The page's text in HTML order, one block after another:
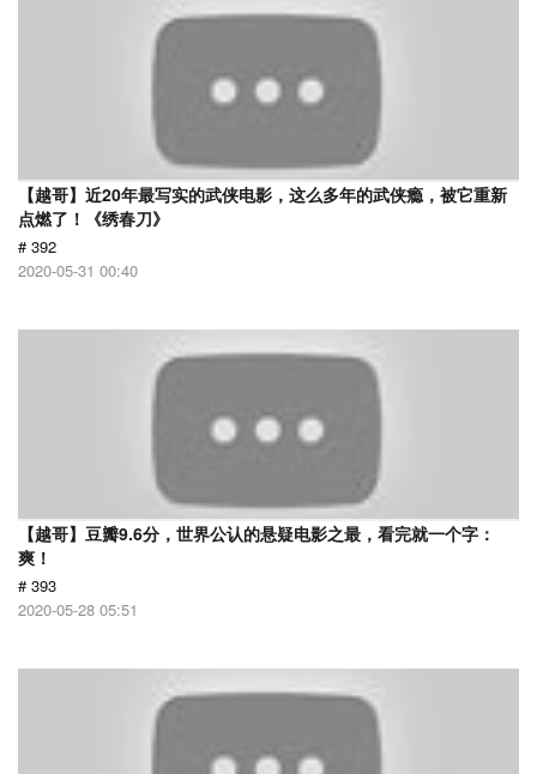
【越哥】近20年最写实的武侠电影，这么多年的武侠瘾，被它重新
点燃了！《绣春刀》
# 392
2020-05-31 00:40
【越哥】豆瓣9.6分，世界公认的悬疑电影之最，看完就一个字：
爽！
# 393
2020-05-28 05:51